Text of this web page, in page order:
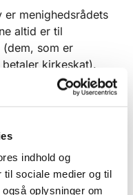
indhold og
til sociale medier og til
oplysninger om
menighedsrådets
altid er til
(dem, som er
kirkeskat).
eksempel
eller
for menigheden
at sørge for,
altid kan ske,
for, at evangeliet